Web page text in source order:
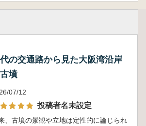
の交通路から見た大阪湾沿岸
墳
07/12
投稿者名未設定
、古墳の景観や立地は定性的に論じられ